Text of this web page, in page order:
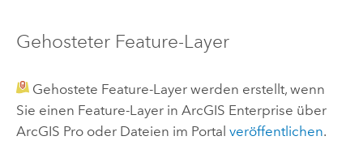
Gehosteter Feature-Layer
Gehostete Feature-Layer werden erstellt, wenn
Sie einen Feature-Layer in ArcGIS Enterprise über
ArcGIS Prooder Dateien im Portal veröffentlichen.